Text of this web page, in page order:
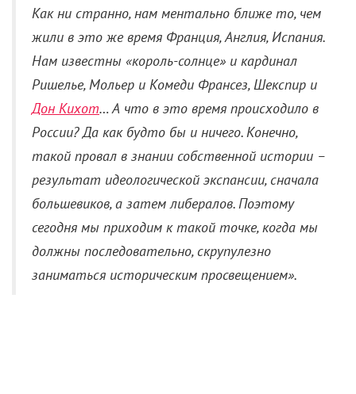
Как ни странно, нам ментально ближе то, чем
жили в это же время Франция, Англия, Испания.
Нам известны «король-солнце» и кардинал
Ришелье, Мольер и Комеди Франсез, Шекспир и
Дон Кихот… А что в это время происходило в
России? Да как будто бы и ничего. Конечно,
такой провал в знании собственной истории –
результат идеологической экспансии, сначала
большевиков, а затем либералов. Поэтому
сегодня мы приходим к такой точке, когда мы
должны последовательно, скрупулезно
заниматься историческим просвещением».